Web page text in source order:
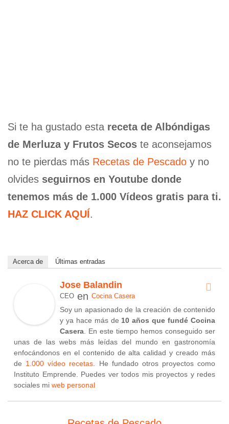
Si te ha gustado esta receta de Albóndigas
de Merluza y Frutos Secos te aconsejamos
no te pierdas más Recetas de Pescado y no
olvides seguirnos en Youtube donde
tenemos más de 1.000 Vídeos gratis para ti.
HAZ CLICK AQUÍ.
Acerca de Últimas entradas
Jose Balandin
CEO en Cocina Casera
Soy un apasionado de la creación de contenido
y ya hace más de 10 años que fundé Cocina
Casera . En este tiempo hemos conseguido ser
unas de las webs más leídas del mundo en gastronomía
enfocándonos en el contenido de alta calidad y creado más
de 1.000 vídeo recetas . He fundado otros proyectos como
Instituto Emprende. Puedes ver todos mis proyectos y redes
sociales mi web personal